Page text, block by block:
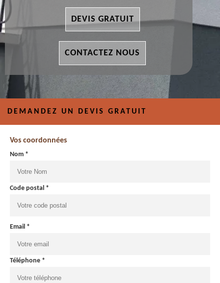
DEVIS GRATUIT
CONTACTEZ NOUS
DEMANDEZ UN DEVIS GRATUIT
Vos coordonnées
Nom *
Code postal *
Email *
Téléphone *